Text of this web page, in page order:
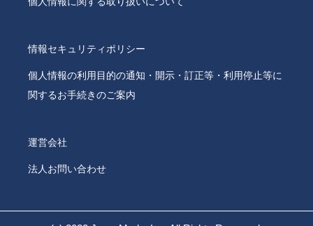
情報セキュリティポリシー
個人情報の利用目的の通知・開示・訂正等・利用停止等に
関するお手続きのご案内
運営会社
法人お問い合わせ